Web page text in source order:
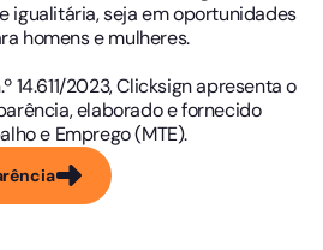
igualitária, seja em oportunidades
homens e mulheres.
14.611/2023, Clicksign apresenta o
elaborado e fornecido
e Emprego (MTE).